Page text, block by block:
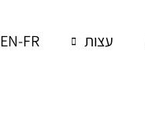
עצות EN-FR